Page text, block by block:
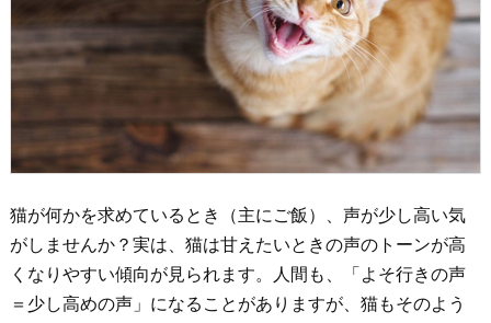
猫が何かを求めているとき（主にご飯）、声が少し高い気
がしませんか？実は、猫は甘えたいときの声のトーンが高
くなりやすい傾向が見られます。人間も、「よそ行きの声
＝少し高めの声」になることがありますが、猫もそのよう